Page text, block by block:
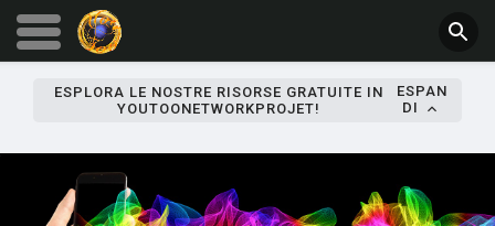
ESPLORA LE NOSTRE RISORSE GRATUITE IN
YOUTOONETWORKPROJET!
ESPAN
DI